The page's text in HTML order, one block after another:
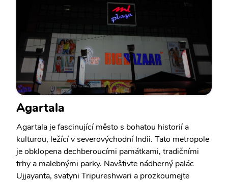
Agartala
Agartala je fascinující město s bohatou historií a
kulturou, ležící v severovýchodní Indii. Tato metropole
je obklopena dechberoucími památkami, tradičními
trhy a malebnými parky. Navštivte nádherný palác
Ujjayanta, svatyni Tripureshwari a prozkoumejte